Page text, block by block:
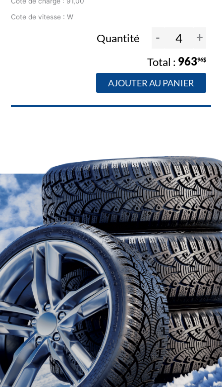
Cote de vitesse : W
Quantité - +
96396$
AJOUTER AU PANIER